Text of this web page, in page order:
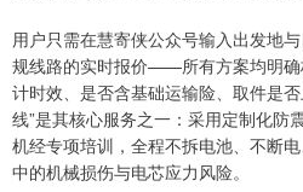
用户只需在慧寄侠公众号输入出发地
规线路的实时报价——所有方案均明确
计时效、是否含基础运输险、取件是
线”是其核心服务之一：采用定制化防
机经专项培训，全程不拆电池、不断
中的机械损伤与电芯应力风险。